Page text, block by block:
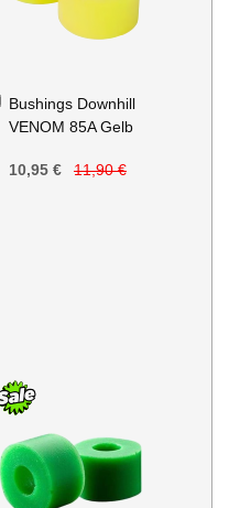
Bushings Downhill
VENOM 85A Gelb
10,95 € 11,90 €
In
den
Warenkorb